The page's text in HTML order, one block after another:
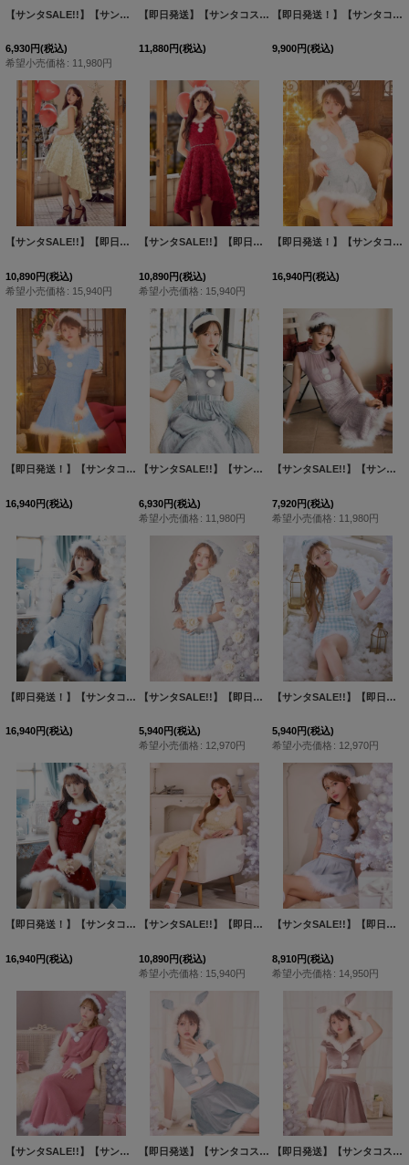
【サンタSALE!!】【サンタコス 4点セット】【S-Lサイズ/1カラー】フラワーレースワンピースサンタ[HC02]
6,930円(税込)
希望小売価格 : 11,980円
【即日発送】【サンタコス 5点セット】【XS-XLサイズ/4カラー】セットアップバニーフレアサンタ[HC03]三上悠亜着用
11,880円(税込)
【即日発送！】【サンタコス 4点セット】【S-Lサイズ/2カラー】ポンチョ付きフレアサンタコスプレ[HC03]
9,900円(税込)
【サンタSALE!!】【即日発送！】【サンタコス 4点セット】【S-Mサイズ/2カラー】立体ローズショートインスカートサンタコスプレ[HC03]三上悠亜着用
10,890円(税込)
希望小売価格 : 15,940円
【サンタSALE!!】【即日発送！】【サンタコス 4点セット】【S-Mサイズ/2カラー】立体ローズショートインスカートサンタコスプレ[HC03]三上悠亜着用
10,890円(税込)
希望小売価格 : 15,940円
【即日発送！】【サンタコス 4点セット】【XS-XLサイズ/3カラー】ツイードビジュープリーツスカートサンタコスプレ[HC03]
16,940円(税込)
【即日発送！】【サンタコス 4点セット】【XS-XLサイズ/3カラー】ツイードビジュープリーツスカートサンタコスプレ[HC03]
16,940円(税込)
【サンタSALE!!】【サンタコス 5点セット】【S-Mサイズ/2カラー】ベロアワンピースサンタ[HC02]
6,930円(税込)
希望小売価格 : 11,980円
【サンタSALE!!】【サンタコス 4点セット】【S-Lサイズ/1カラー】シースルーツイードサンタコスプレ[HC03]
7,920円(税込)
希望小売価格 : 11,980円
【即日発送！】【サンタコス 4点セット】【XS-XLサイズ/3カラー】ツイードビジュープリーツスカートサンタコスプレ[HC03]三上悠亜着用
16,940円(税込)
【サンタSALE!!】【即日発送！】【サンタコス 4点セット】【S-Mサイズ/1カラー】ギンガムチェックタイトサンタコスプレ[HC02]
5,940円(税込)
希望小売価格 : 12,970円
【サンタSALE!!】【即日発送！】【サンタコス 4点セット】【S-Mサイズ/1カラー】ギンガムチェックフレアサンタコスプレ[HC02]
5,940円(税込)
希望小売価格 : 12,970円
【即日発送！】【サンタコス 4点セット】【XS-XLサイズ/3カラー】ツイードビジュープリーツスカートサンタコスプレ[HC03]三上悠亜着用
16,940円(税込)
【サンタSALE!!】【即日発送！】【サンタコス 4点セット】【S-Mサイズ/2カラー】立体ローズショートインスカートサンタコスプレ[HC03]
10,890円(税込)
希望小売価格 : 15,940円
【サンタSALE!!】【即日発送！】【サンタコス 5点セット】【S-Lサイズ/1カラー】セットアップリボンサンタコスプレ[HC03]
8,910円(税込)
希望小売価格 : 14,950円
【サンタSALE!!】【サンタコス 5点セット】【S-Lサイズ/2カラー】ビジューニットワンピースサンタコスプレ[HC02] 【即日発送】【サンタコス 5点セット】【XS-XLサイズ/4カラー】セットアップバニーフレアサンタ[HC03] 【即日発送】【サンタコス 5点セット】【XS-XLサイズ/4カラー】セットアップバニーフレアサンタ[HC03]